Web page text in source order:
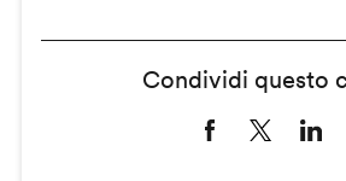
Condividi questo